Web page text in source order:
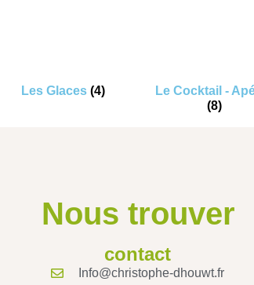
Les Glaces (4)
Le Cocktail -
(8)
Nous trouver
contact
Info@christophe-dhouwt.fr